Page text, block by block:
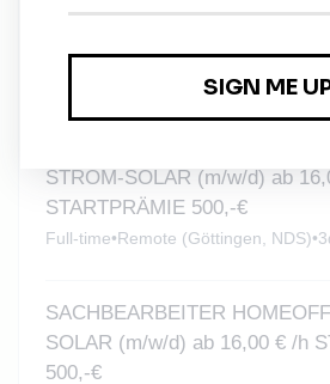
STARTPRÄMIE 500,-€
STROM-SOLAR (m/w/d) ab
STARTPRÄMIE 500,-€
Full-time•Remote (Göttingen, NDS)•
SACHBEARBEITER
SOLAR (m/w/d) ab 16,00 € /h
500,-€